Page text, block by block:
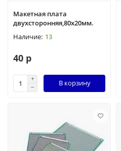
Макетная плата
двухсторонняя,80х20мм.
13
40 р
В корзину